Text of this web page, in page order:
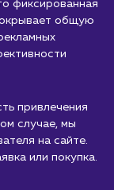
аудитории.
в